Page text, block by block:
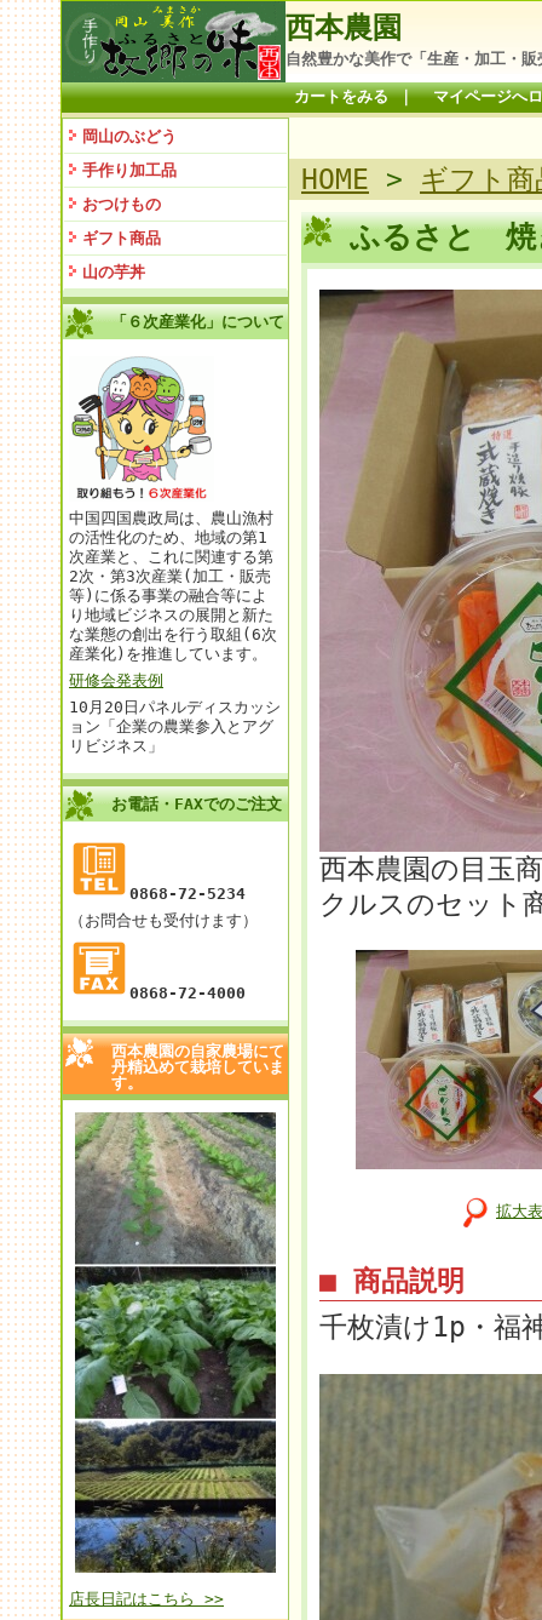
西本農園
自然豊かな美作で「生産・加工・
カートをみる｜ マイページへ
岡山のぶどう
手作り加工品
おつけもの
ギフト商品
山の芋丼
「６次産業化」について
中国四国農政局は、農山漁村
の活性化のため、地域の第1
次産業と、これに関連する第
2次・第3次産業(加工・販売
等)に係る事業の融合等によ
り地域ビジネスの展開と新た
な業態の創出を行う取組(6次
産業化)を推進しています。
研修会発表例
10月20日パネルディスカッシ
ョン「企業の農業参入とアグ
リビジネス」
お電話・FAXでのご注文
0868-72-5234
（お問合せも受付けます）
0868-72-4000
西本農園の自家農場にて
丹精込めて栽培していま
す。
店長日記はこちら >>
HOME > ギフト商
ふるさと
西本農園の目玉
クルスのセット
拡大
■ 商品説明
千枚漬け1p・福